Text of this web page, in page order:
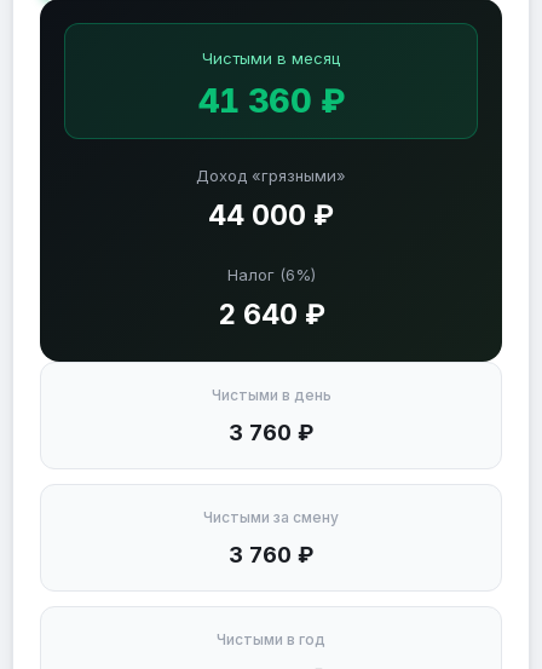
Доход «грязными»
44 000 ₽
Налог (6%)
2 640 ₽
Чистыми в месяц
41 360 ₽
Чистыми в день
3 760 ₽
Чистыми за смену
3 760 ₽
Чистыми в год